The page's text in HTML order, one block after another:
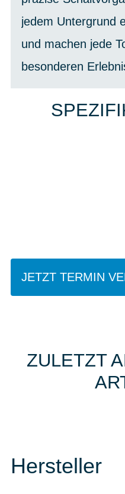
jedem Untergrund
und machen jede
besonderen
JETZT TERMIN
ZULETZT
Hersteller